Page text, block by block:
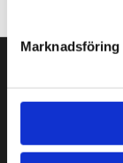
Marknadsföring
Stockholm
Malmö